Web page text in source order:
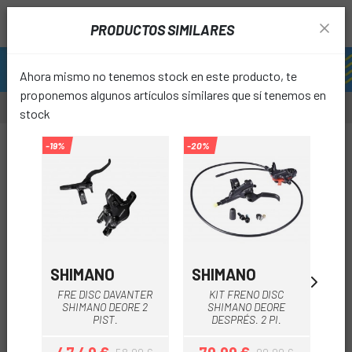
PRODUCTOS SIMILARES
Ahora mismo no tenemos stock en este producto, te
proponemos algunos artículos similares que sí tenemos en
stock
-19%
SHIMANO
FRE DISC DAVANTER
SHIMANO DEORE 2
PIST.
-20%
SHIMANO
KIT FRENO DISC
SHIMANO DEORE
DESPRÉS. 2 PI.